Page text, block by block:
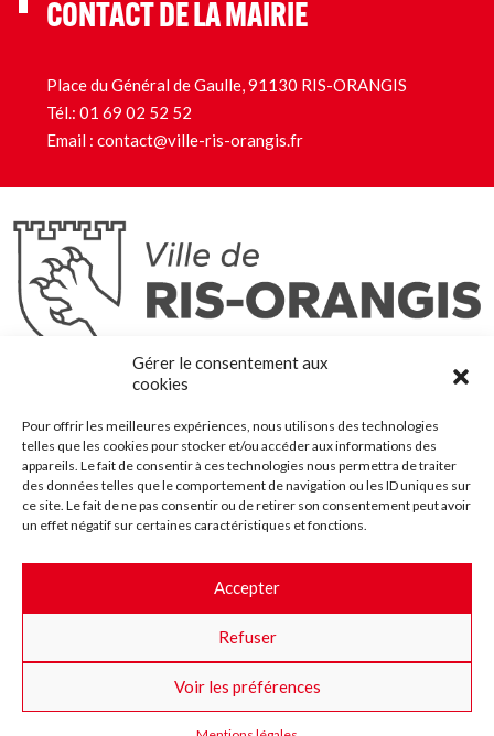
Gérer le consentement aux
cookies
Pour offrir les meilleures expériences, nous utilisons des technologies
telles que les cookies pour stocker et/ou accéder aux informations des
appareils. Le fait de consentir à ces technologies nous permettra de traiter
des données telles que le comportement de navigation ou les ID uniques sur
ce site. Le fait de ne pas consentir ou de retirer son consentement peut avoir
un effet négatif sur certaines caractéristiques et fonctions.
Accepter
Refuser
Voir les préférences
CONTACT DE LA MAIRIE
Place du Général de Gaulle, 91130 RIS-ORANGIS
Tél.: 01 69 02 52 52
Email : contact@ville-ris-orangis.fr
Ris-Orangis
@2022 — Tous droits réservés
Plan du site
Contact
Accessibilité
Crédits
Les marchés publics
Suggestions & Améliorations
Facebook
InstaTwitterYoutube